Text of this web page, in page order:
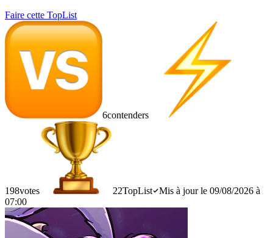
Faire cette TopList
6contenders
198votes 22TopList
Mis à jour le 09/08/2026 à
07:00